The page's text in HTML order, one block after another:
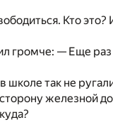
Кто
громче: — Еще
так не
железной